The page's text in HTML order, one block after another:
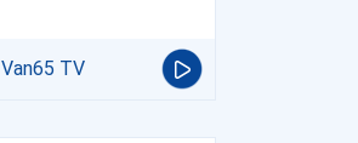
Van65 TV